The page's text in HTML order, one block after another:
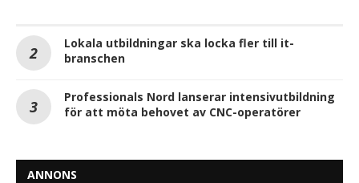
Lokala utbildningar ska locka fler till it-
branschen
Professionals Nord lanserar intensivutbildning
för att möta behovet av CNC-operatörer
ANNONS